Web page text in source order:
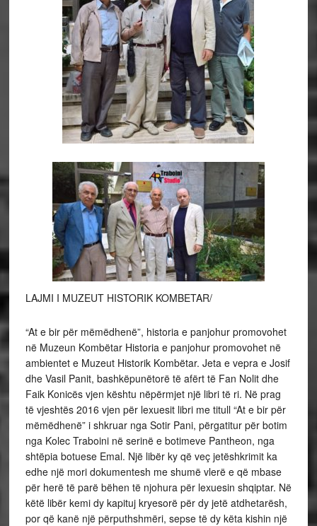
LAJMI I MUZEUT HISTORIK KOMBETAR/
“At e bir për mëmëdhenë”, historia e panjohur promovohet
në Muzeun Kombëtar Historia e panjohur promovohet në
ambientet e Muzeut Historik Kombëtar. Jeta e vepra e Josif
dhe Vasil Panit, bashkëpunëtorë të afërt të Fan Nolit dhe
Faik Konicës vjen kështu nëpërmjet një libri të ri. Në prag
të vjeshtës 2016 vjen për lexuesit libri me titull “At e bir për
mëmëdhenë” i shkruar nga Sotir Pani, përgatitur për botim
nga Kolec Traboini në serinë e botimeve Pantheon, nga
shtëpia botuese Emal. Një libër ky që veç jetëshkrimit ka
edhe një mori dokumentesh me shumë vlerë e që mbase
për herë të parë bëhen të njohura për lexuesin shqiptar. Në
këtë libër kemi dy kapituj kryesorë për dy jetë atdhetarësh,
por që kanë një përputhshmëri, sepse të dy këta kishin një